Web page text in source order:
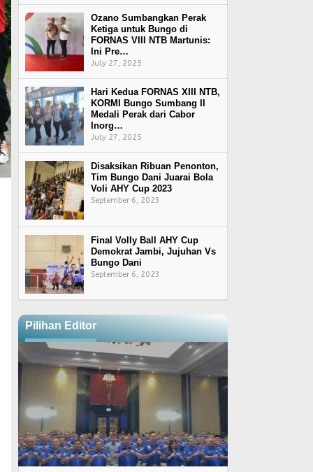
Ozano Sumbangkan Perak
Ketiga untuk Bungo di
FORNAS VIII NTB Martunis:
Ini Pre…
July 27, 2025
Hari Kedua FORNAS XIII NTB,
KORMI Bungo Sumbang II
Medali Perak dari Cabor
Inorg…
July 27, 2025
Disaksikan Ribuan Penonton,
Tim Bungo Dani Juarai Bola
Voli AHY Cup 2023
September 6, 2023
Final Volly Ball AHY Cup
Demokrat Jambi, Jujuhan Vs
Bungo Dani
September 6, 2023
Pilihan Editor